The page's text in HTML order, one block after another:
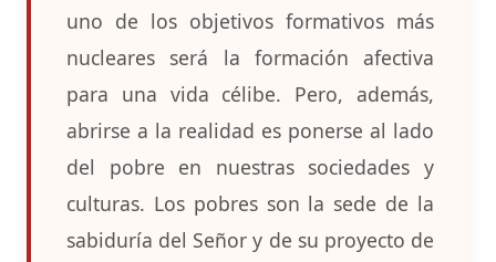
uno de los objetivos formativos más
nucleares será la formación afectiva
para una vida célibe. Pero, además,
abrirse a la realidad es ponerse al lado
del pobre en nuestras sociedades y
culturas. Los pobres son la sede de la
sabiduría del Señor y de su proyecto de